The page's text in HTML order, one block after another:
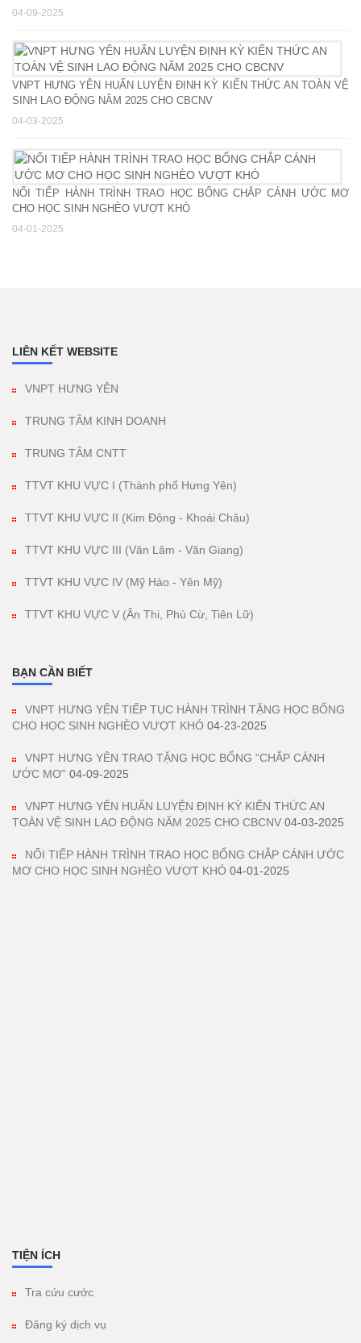
04-09-2025
VNPT HƯNG YÊN HUẤN LUYỆN ĐỊNH KỲ KIẾN THỨC AN TOÀN VỆ
SINH LAO ĐỘNG NĂM 2025 CHO CBCNV
04-03-2025
NỐI TIẾP HÀNH TRÌNH TRAO HỌC BỔNG CHẮP CÁNH ƯỚC MƠ
CHO HỌC SINH NGHÈO VƯỢT KHÓ
04-01-2025
LIÊN KẾT WEBSITE
VNPT HƯNG YÊN
TRUNG TÂM KINH DOANH
TRUNG TÂM CNTT
TTVT KHU VỰC I (Thành phố Hưng Yên)
TTVT KHU VỰC II (Kim Động - Khoái Châu)
TTVT KHU VỰC III (Văn Lâm - Văn Giang)
TTVT KHU VỰC IV (Mỹ Hào - Yên Mỹ)
TTVT KHU VỰC V (Ân Thi, Phù Cừ, Tiên Lữ)
BẠN CẦN BIẾT
VNPT HƯNG YÊN TIẾP TỤC HÀNH TRÌNH TẶNG HỌC BỔNG
CHO HỌC SINH NGHÈO VƯỢT KHÓ 04-23-2025
VNPT HƯNG YÊN TRAO TẶNG HỌC BỔNG “CHẮP CÁNH
ƯỚC MƠ” 04-09-2025
VNPT HƯNG YÊN HUẤN LUYỆN ĐỊNH KỲ KIẾN THỨC AN
TOÀN VỆ SINH LAO ĐỘNG NĂM 2025 CHO CBCNV 04-03-2025
NỐI TIẾP HÀNH TRÌNH TRAO HỌC BỔNG CHẮP CÁNH ƯỚC
MƠ CHO HỌC SINH NGHÈO VƯỢT KHÓ 04-01-2025
TIỆN ÍCH
Tra cứu cước
Đăng ký dịch vụ